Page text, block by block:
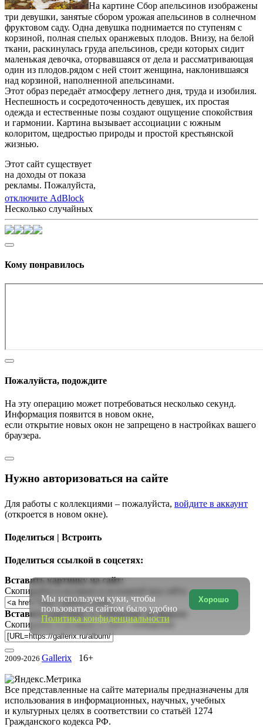
На картине Сбор апельсинов изображены
три девушки, занятые сбором урожая апельсинов в солнечном
фруктовом саду. Одна девушка поднимается по ступеням с
корзиной, полная спелых оранжевых плодов. Внизу, на белой
ткани, раскинулась груда апельсинов, среди которых сидит
маленькая девочка, оторвавшаяся от дела и рассматривающая
один из плодов.рядом с ней стоит женщина, наклонившаяся
над корзиной, наполненной апельсинами.
Этот образ передаёт атмосферу летнего дня, труда и изобилия.
Неспешность и сосредоточенность девушек, их простая
одежда и естественные позы создают ощущение спокойствия
и гармонии. Картина вызывает ассоциации с южным
колоритом, щедростью природы и простой крестьянской
жизнью.
Этот сайт существует
на доходы от показа
рекламы. Пожалуйста,
отключите AdBlock
Несколько случайных
Кому понравилось
Пожалуйста, подождите
На эту операцию может потребоваться несколько секунд.
Информация появится в новом окне,
если открытие новых окон не запрещено в настройках вашего
браузера.
Нужно авторизоваться на сайте
Для работы с коллекциями – пожалуйста, войдите в аккаунт
(откроется в новом окне).
Поделиться | Встроить
Поделиться ссылкой в соцсетях:
Вставить картинку на сайт:
Скопируйте и вставьте в исходный код сайта
Вставить картинку в сообщение на форум:
Скопируйте и вставьте в текст сообщения
2009-2026 Gallerix 16+
Все представленные на сайте материалы предназначены для
использования в информационных, научных, учебных
и культурных целях в соответствии со статьёй 1274
Гражданского кодекса РФ.
Хорошо
Мы используем куки, чтобы
пользоваться сайтом было удобно
Политика конфиденциальности